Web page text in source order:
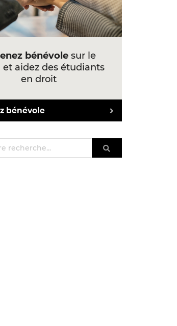
bénévole sur le
aidez des étudiants
en droit
bénévole